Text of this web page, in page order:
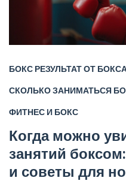
БОКСРЕЗУЛЬТАТ ОТ
СКОЛЬКО ЗАНИМАТЬСЯ
ФИТНЕС И БОКС
Когда можно
занятий
и советы для